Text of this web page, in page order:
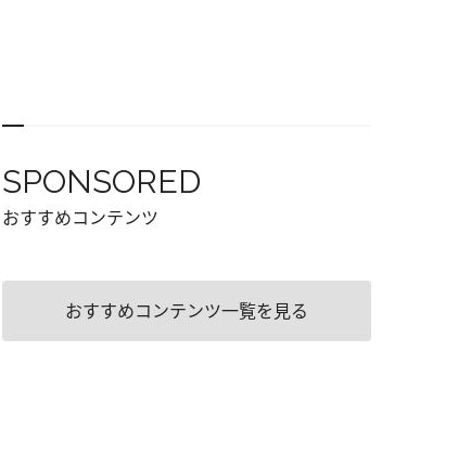
SPONSORED
おすすめコンテンツ
おすすめコンテンツ一覧を見る